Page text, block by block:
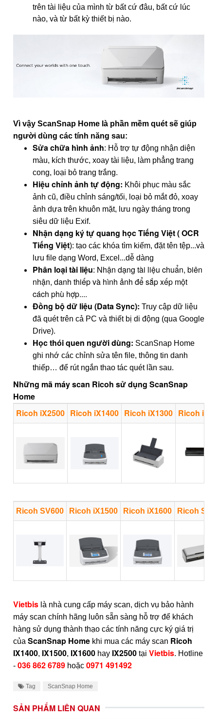
trên tài liệu của mình từ bất cứ đâu, bất cứ lúc
nào, và từ bất kỳ thiết bị nào.
Vì vậy ScanSnap Home là phần mềm quét sẽ giúp
người dùng các tính năng sau:
Sửa chữa hình ảnh: Hỗ trợ tự động nhận diện
màu, kích thước, xoay tài liệu, làm phẳng trang
cong, loại bỏ trang trắng.
Hiệu chỉnh ảnh tự động: Khôi phục màu sắc
ảnh cũ, điều chỉnh sáng/tối, loại bỏ mắt đỏ, xoay
ảnh dựa trên khuôn mặt, lưu ngày tháng trong
siêu dữ liệu Exif.
Nhận dạng ký tự quang học Tiếng Việt ( OCR
Tiếng Việt): tạo các khóa tìm kiếm, đặt tên tệp...và
lưu file dạng Word, Excel...dễ dàng
Phân loại tài liệu: Nhận dạng tài liệu chuẩn, biên
nhận, danh thiếp và hình ảnh để sắp xếp một
cách phù hợp....
Đồng bộ dữ liệu (Data Sync): Truy cập dữ liệu
đã quét trên cả PC và thiết bị di động (qua Google
Drive).
Học thói quen người dùng: ScanSnap Home
ghi nhớ các chỉnh sửa tên file, thông tin danh
thiếp… để rút ngắn thao tác quét lần sau.
Những mã máy scan Ricoh sử dụng ScanSnap
Home
Ricoh iX2500 Ricoh iX1400 Ricoh iX1300 Ricoh
Ricoh SV600 Ricoh iX1500 Ricoh iX1600 Ricoh
Vietbis là nhà cung cấp máy scan, dịch vụ bảo hành
máy scan chính hãng luôn sẵn sàng hỗ trợ để khách
hàng sử dụng thành thạo các tính năng cực ký giá trị
của ScanSnap Home khi mua các máy scan Ricoh
IX1400, IX1500, IX1600 hay IX2500 tại Vietbis. Hotline
- 036 862 6789 hoặc 0971 491492
Tag ScanSnap Home
SẢN PHẨM LIÊN QUAN